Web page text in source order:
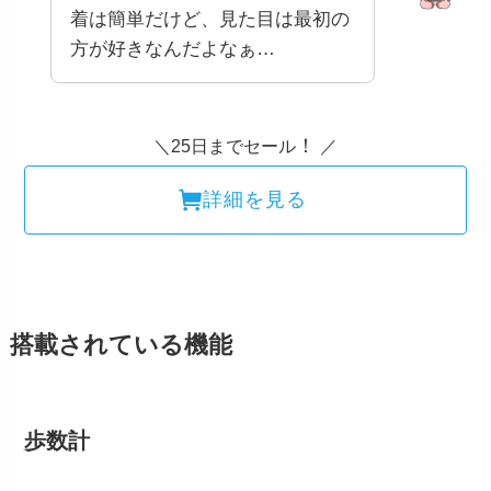
着は簡単だけど、見た目は最初の
方が好きなんだよなぁ…
＼25日までセール ！ ／
詳細を見る
搭載されている機能
歩数計